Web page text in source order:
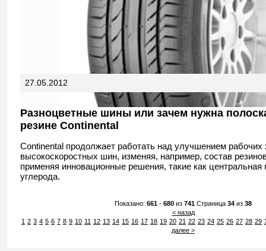
27.05.2012
Разноцветные шины или зачем нужна
резине Continental
Continental продолжает работать над улучшением рабочих
высокоскоростных шин, изменяя, например, состав
применяя инновационные решения, такие как центральная
углерода.
Показано: 661 - 680 из 741 Страница 34 из 38
< назад
1 2 3 4 5 6 7 8 9 10 11 12 13 14 15 16 17 18 19 20 21 22 23 24 25 26 27 28 29
далее >